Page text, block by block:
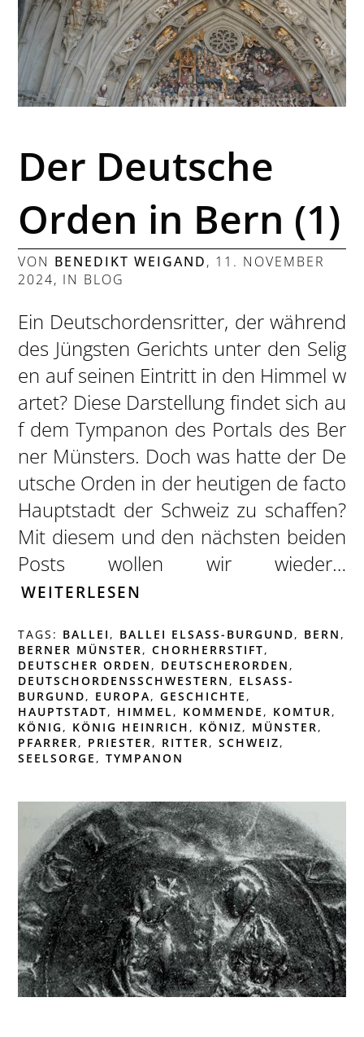
Der Deutsche
Orden in Bern (1)
VON BENEDIKT WEIGAND, 11. NOVEMBER
2024, IN BLOG
Ein Deutschordensritter, der während
des Jüngsten Gerichts unter den Selig
en auf seinen Eintritt in den Himmel w
artet? Diese Darstellung findet sich au
f dem Tympanon des Portals des Ber
ner Münsters. Doch was hatte der De
utsche Orden in der heutigen de facto
Hauptstadt der Schweiz zu schaffen?
Mit diesem und den nächsten beiden
Posts wollen wir wieder…
WEITERLESEN
TAGS: BALLEI , BALLEI ELSASS-BURGUND, BERN ,
BERNER MÜNSTER,CHORHERRSTIFT,
DEUTSCHER ORDEN , DEUTSCHERORDEN ,
DEUTSCHORDENSSCHWESTERN , ELSASS-
BURGUND, EUROPA,GESCHICHTE ,
HAUPTSTADT, HIMMEL, KOMMENDE , KOMTUR,
KÖNIG , KÖNIG HEINRICH , KÖNIZ, MÜNSTER,
PFARRER, PRIESTER, RITTER,SCHWEIZ,
SEELSORGE ,TYMPANON